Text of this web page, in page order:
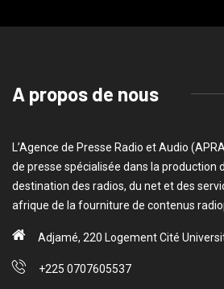
A propos de nous
L’Agence de Presse Radio et Audio
de presse spécialisée dans la production
destination des radios, du net et des
afrique de la fourniture de contenus
Adjamé, 220 Logement Cité
+225 0707605537